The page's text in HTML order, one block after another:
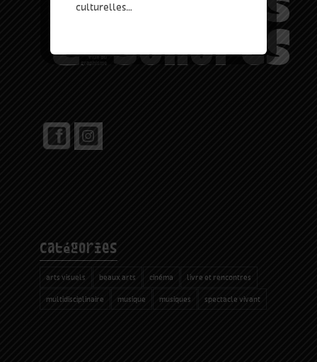
catégories
arts visuels beaux arts cinéma livre et rencontres
multidisciplinaire musique musiques spectacle vivant
culturelles…